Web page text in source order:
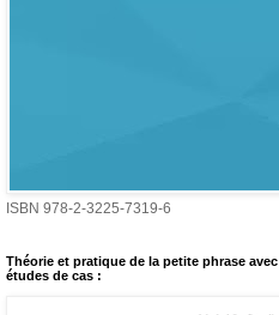
ISBN 978-2-3225-7319-6
Théorie et pratique de la petite phrase avec
études de cas :